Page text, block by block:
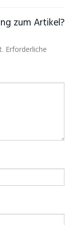
zum Artikel?
Erforderliche